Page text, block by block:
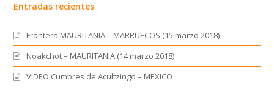
Entradas recientes
Frontera MAURITANIA – MARRUECOS (15 marzo 2018)
Noakchot – MAURITANIA (14 marzo 2018)
VIDEO Cumbres de Acultzingo – MEXICO